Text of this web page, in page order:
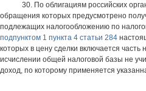
30. По облигациям российских
обращения которых предусмотрено
подлежащих налогообложению по
подпунктом 1 пункта 4 статьи 284
которых в цену сделки включается часть
исчислении общей налоговой базы не
доход, по которому применяется